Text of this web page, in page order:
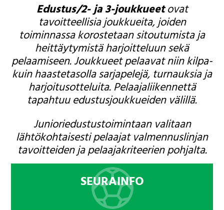
Edustus/2- ja 3-joukkueet ovat
tavoitteellisia joukkueita, joiden
toiminnassa korostetaan sitoutumista ja
heittäytymistä harjoitteluun sekä
pelaamiseen. Joukkueet pelaavat niin kilpa-
kuin haastetasolla sarjapelejä, turnauksia ja
harjoitusotteluita. Pelaajaliikennettä
tapahtuu edustusjoukkueiden välillä.
Junioriedustustoimintaan valitaan
lähtökohtaisesti pelaajat valmennuslinjan
tavoitteiden ja pelaajakriteerien pohjalta.
SEURAINFO